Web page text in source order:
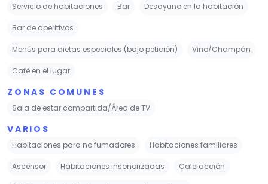
Servicio de habitaciones Bar Desayuno en la habitación
Bar de aperitivos
Menús para dietas especiales (bajo petición) Vino/Champán
Café en el lugar
ZONAS COMUNES
Sala de estar compartida/Área de TV
VARIOS
Habitaciones para no fumadores Habitaciones familiares
Ascensor Habitaciones insonorizadas Calefacción